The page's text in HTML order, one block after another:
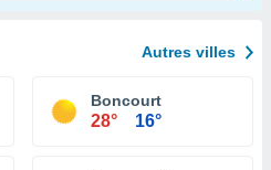
Autres villes
Boncourt
28° 16°